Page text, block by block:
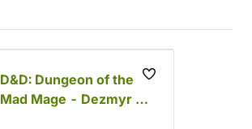
D&D: Dungeon of the
Mad Mage - Dezmyr a